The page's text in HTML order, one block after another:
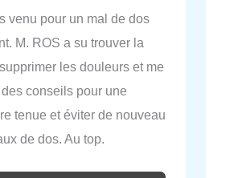
venu pour un mal de dos
M. ROS a su trouver la
les douleurs et me
conseils pour une
tenue et éviter de nouveau
de dos. Au top.